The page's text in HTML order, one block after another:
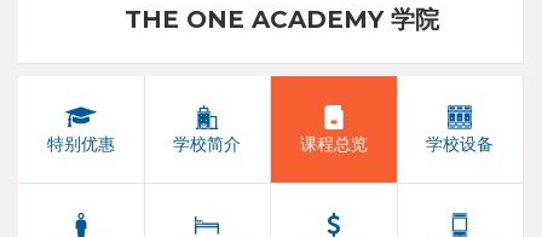
THE ONE ACADEMY 学院
特别优惠 学校简介 课程总览 学校设备